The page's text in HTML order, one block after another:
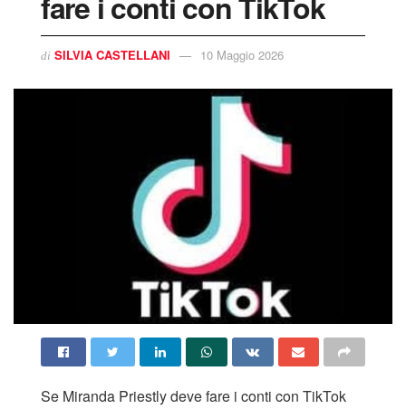
di SILVIA CASTELLANI 10 Maggio 2026
Se Miranda Priestly deve fare i conti con TikTok